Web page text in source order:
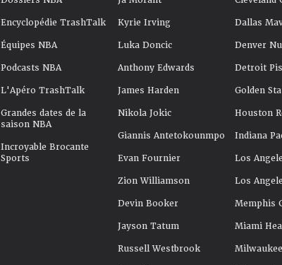
Encyclopédie TrashTalk
Équipes NBA
Podcasts NBA
L'Apéro TrashTalk
Grandes dates de la
saison NBA
Incroyable Brocante
Sports
Kyrie Irving
Luka Doncic
Anthony Edwards
James Harden
Nikola Jokic
Giannis Antetokounmpo
Evan Fournier
Zion Williamson
Devin Booker
Jayson Tatum
Russell Westbrook
Dallas
Denver
Detroit
Golden
Houston
Indiana
Los
Los
Memphis
Miami